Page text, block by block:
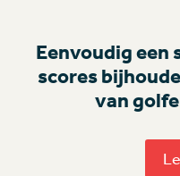
Eenvoudig een
scores
van